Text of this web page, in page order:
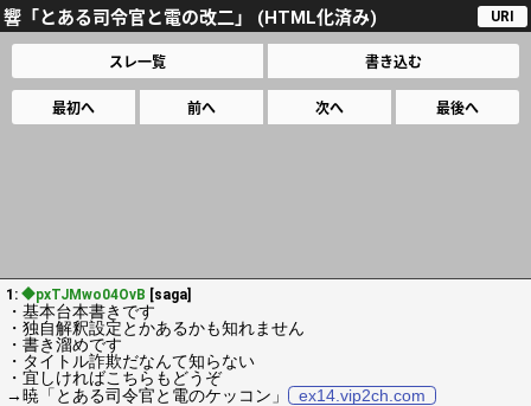
響「とある司令官と電の改二」 (HTML化済み) URI
スレ一覧 書き込む
最初へ 前へ 次へ 最後へ
1: ◆pxTJMwo04OvB [saga]
・基本台本書きです
・独自解釈設定とかあるかも知れません
・書き溜めです
・タイトル詐欺だなんて知らない
・宜しければこちらもどうぞ
→暁「とある司令官と電のケッコン」
ex14.vip2ch.com